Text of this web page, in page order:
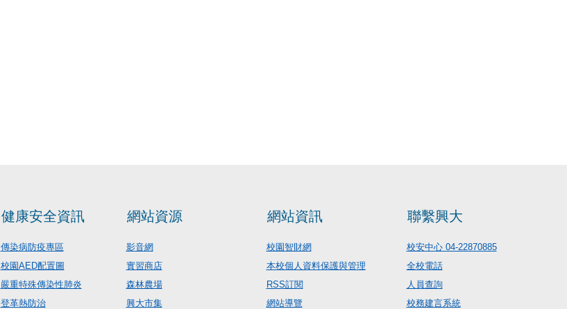
健康安全資訊
傳染病防疫專區
校園AED配置圖
嚴重特殊傳染性肺炎
登革熱防治
網站資源
影音網
實習商店
森林農場
興大市集
網站資訊
校園智財網
本校個人資料保護與管理
RSS訂閱
網站導覽
聯繫興大
校安中心 04-22870885
全校電話
人員查詢
校務建言系統